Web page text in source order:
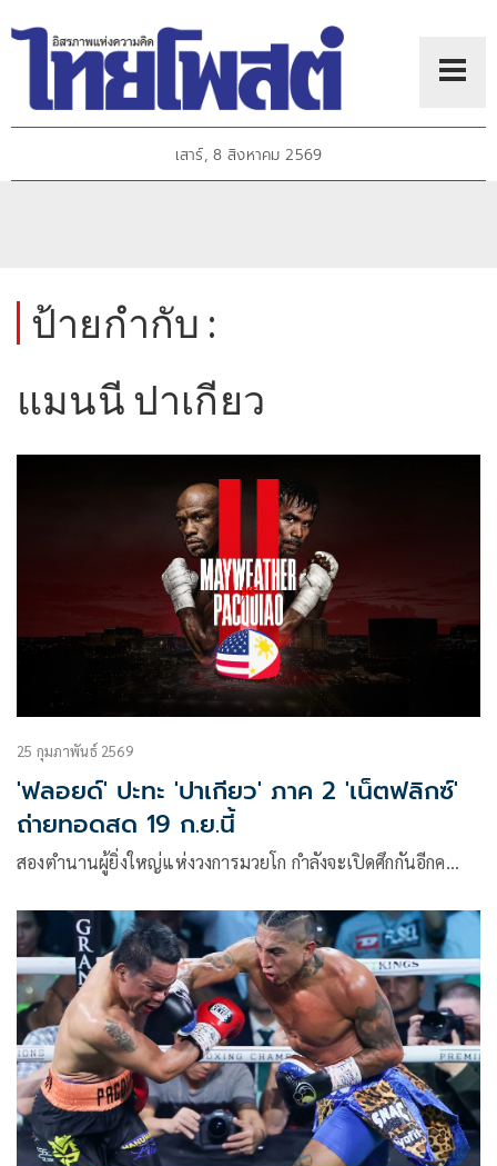
เสาร์, 8 สิงหาคม 2569
ป้ายกำกับ :
แมนนี ปาเกียว
25 กุมภาพันธ์ 2569
'ฟลอยด์' ปะทะ 'ปาเกียว' ภาค 2 'เน็ตฟลิกซ์'
ถ่ายทอดสด 19 ก.ย.นี้
สองตำนานผู้ยิ่งใหญ่แห่งวงการมวยโก กำลังจะเปิดศึกกันอีกค…